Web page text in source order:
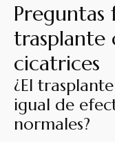
Preguntas
trasplante
cicatrices
¿El
igual de
normales?